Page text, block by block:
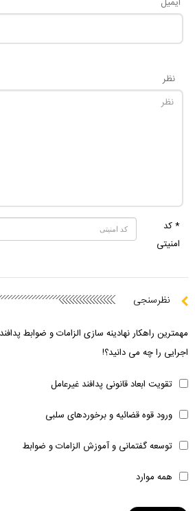
نظر
* کد
امنیتی
نظرسنجی
مهمترین راهکار نهادینه سازی الزامات و ضوابط
اجرایی را چه می دانید؟!
تقویت ابعاد قانونی پدافند غیرعامل
ورود قوه قضائیه و برخوردهای سلبی
توسعه گفتمانی و آموزش الزامات و ضوابط
همه موارد